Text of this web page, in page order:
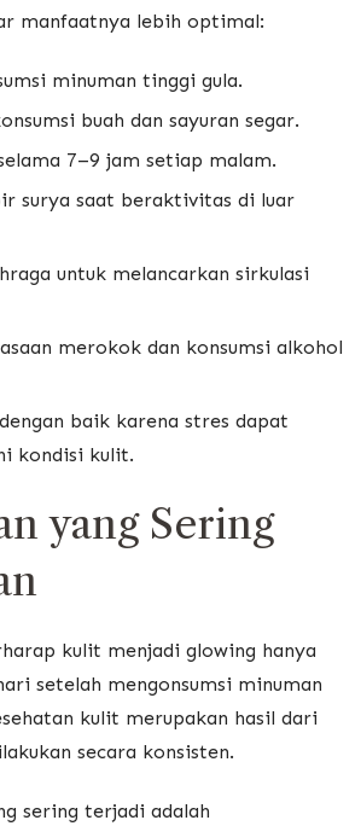
manfaatnya lebih optimal:
minuman tinggi gula.
buah dan sayuran segar.
7–9 jam setiap malam.
surya saat beraktivitas di luar
untuk melancarkan sirkulasi
merokok dan konsumsi alkohol
baik karena stres dapat
kondisi kulit.
yang Sering
kulit menjadi glowing hanya
setelah mengonsumsi minuman
kulit merupakan hasil dari
secara konsisten.
sering terjadi adalah